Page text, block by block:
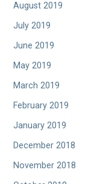
August 2019
July 2019
June 2019
May 2019
March 2019
February 2019
January 2019
December 2018
November 2018